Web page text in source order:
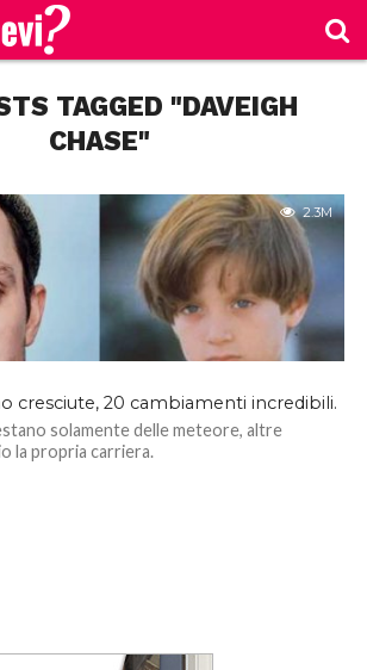
TAGGED "DAVEIGH
CHASE"
2.3M
cresciute, 20 cambiamenti incredibili.
solamente delle meteore, altre
la propria carriera.